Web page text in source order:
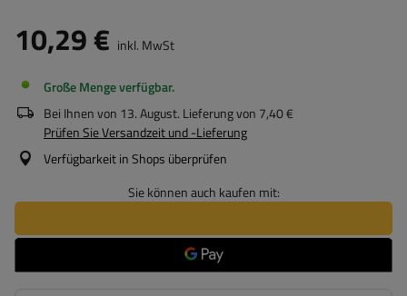
10,29 € inkl. MwSt
Große Menge verfügbar
Bei Ihnen von 13. August. Lieferung von 7,40 €
Prüfen Sie Versandzeit und -Lieferung
Verfügbarkeit in Shops überprüfen
Sie können auch kaufen mit: